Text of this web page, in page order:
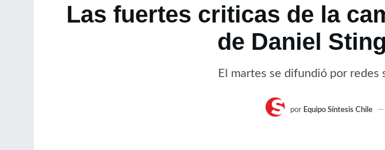
Las fuertes criticas de la
de Daniel
El martes se difundió por redes
por Equipo Síntesis Chile